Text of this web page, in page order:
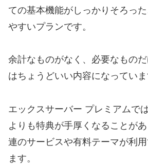
ての基本機能がしっかりそろっ
やすいプランです。
余計なものがなく、必要なもの
はちょうどいい内容になっていま
エックスサーバー プレミアムで
よりも特典が手厚くなることが
連のサービスや有料テーマが利
ます。